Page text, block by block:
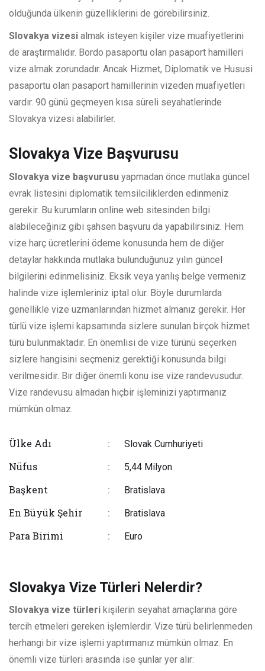
olduğunda ülkenin güzelliklerini de görebilirsiniz.
Slovakya vizesi almak isteyen kişiler vize muafiyetlerini
de araştırmalıdır. Bordo pasaportu olan pasaport hamilleri
vize almak zorundadır. Ancak Hizmet, Diplomatik ve Hususi
pasaportu olan pasaport hamillerinin vizeden muafiyetleri
vardır. 90 günü geçmeyen kısa süreli seyahatlerinde
Slovakya vizesi alabilirler.
Slovakya Vize Başvurusu
Slovakya vize başvurusu yapmadan önce mutlaka güncel
evrak listesini diplomatik temsilciliklerden edinmeniz
gerekir. Bu kurumların online web sitesinden bilgi
alabileceğiniz gibi şahsen başvuru da yapabilirsiniz. Hem
vize harç ücretlerini ödeme konusunda hem de diğer
detaylar hakkında mutlaka bulunduğunuz yılın güncel
bilgilerini edinmelisiniz. Eksik veya yanlış belge vermeniz
halinde vize işlemleriniz iptal olur. Böyle durumlarda
genellikle vize uzmanlarından hizmet almanız gerekir. Her
türlü vize işlemi kapsamında sizlere sunulan birçok hizmet
türü bulunmaktadır. En önemlisi de vize türünü seçerken
sizlere hangisini seçmeniz gerektiği konusunda bilgi
verilmesidir. Bir diğer önemli konu ise vize randevusudur.
Vize randevusu almadan hiçbir işleminizi yaptırmanız
mümkün olmaz.
Ülke Adı : Slovak Cumhuriyeti
Nüfus : 5,44 Milyon
Başkent : Bratislava
En Büyük Şehir : Bratislava
Para Birimi : Euro
Slovakya Vize Türleri Nelerdir?
Slovakya vize türleri kişilerin seyahat amaçlarına göre
tercih etmeleri gereken işlemlerdir. Vize türü belirlenmeden
herhangi bir vize işlemi yaptırmanız mümkün olmaz. En
önemli vize türleri arasında ise şunlar yer alır: